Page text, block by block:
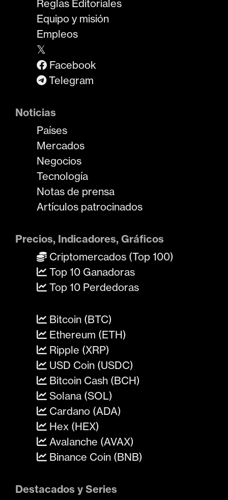
Reglas Editoriales
Equipo y misión
Empleos
𝕏
Facebook
Telegram
Noticias
Países
Mercados
Negocios
Tecnología
Notas de prensa
Artículos patrocinados
Precios, Indicadores, Gráficos
Criptomercados (Top 100)
Top 10 Ganadoras
Top 10 Perdedoras
Bitcoin (BTC)
Ethereum (ETH)
Ripple (XRP)
USD Coin (USDC)
Bitcoin Cash (BCH)
Solana (SOL)
Cardano (ADA)
Hex (HEX)
Avalanche (AVAX)
Binance Coin (BNB)
Destacados y Series